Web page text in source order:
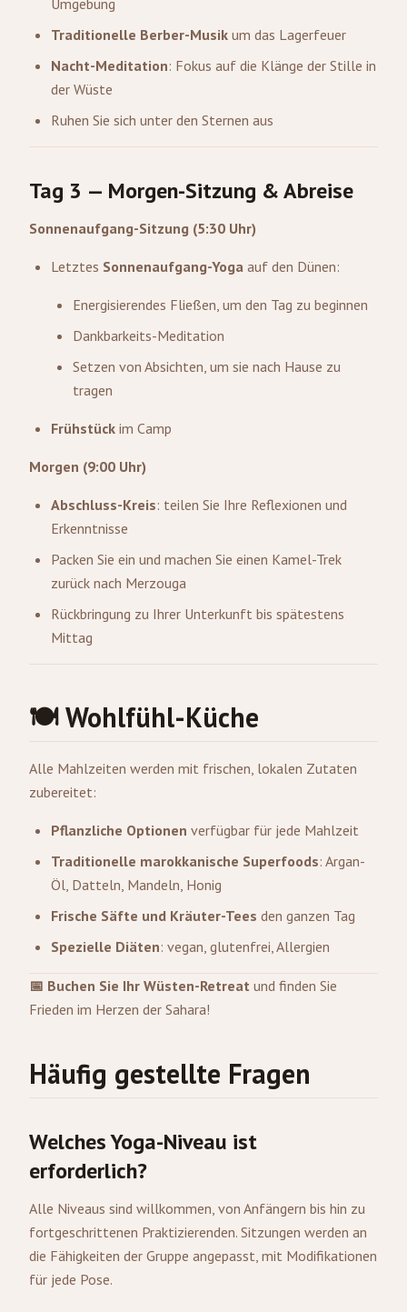
Umgebung
Traditionelle Berber-Musik um das Lagerfeuer
Nacht-Meditation: Fokus auf die Klänge der Stille in
der Wüste
Ruhen Sie sich unter den Sternen aus
Tag 3 — Morgen-Sitzung & Abreise
Sonnenaufgang-Sitzung (5:30 Uhr)
Letztes Sonnenaufgang-Yoga auf den Dünen:
Energisierendes Fließen, um den Tag zu beginnen
Dankbarkeits-Meditation
Setzen von Absichten, um sie nach Hause zu
tragen
Frühstück im Camp
Morgen (9:00 Uhr)
Abschluss-Kreis: teilen Sie Ihre Reflexionen und
Erkenntnisse
Packen Sie ein und machen Sie einen Kamel-Trek
zurück nach Merzouga
Rückbringung zu Ihrer Unterkunft bis spätestens
Mittag
🍽️ Wohlfühl-Küche
Alle Mahlzeiten werden mit frischen, lokalen Zutaten
zubereitet:
Pflanzliche Optionen verfügbar für jede Mahlzeit
Traditionelle marokkanische Superfoods: Argan-
Öl, Datteln, Mandeln, Honig
Frische Säfte und Kräuter-Tees den ganzen Tag
Spezielle Diäten: vegan, glutenfrei, Allergien
📅 Buchen Sie Ihr Wüsten-Retreat und finden Sie
Frieden im Herzen der Sahara!
Häufig gestellte Fragen
Welches Yoga-Niveau ist
erforderlich?
Alle Niveaus sind willkommen, von Anfängern bis hin zu
fortgeschrittenen Praktizierenden. Sitzungen werden an
die Fähigkeiten der Gruppe angepasst, mit Modifikationen
für jede Pose.